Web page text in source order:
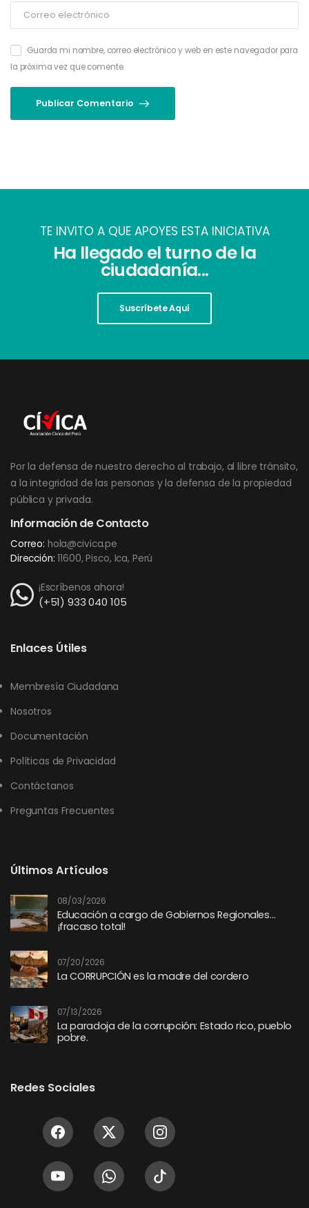
Guarda mi nombre, correo electrónico y web en este navegador para
la próxima vez que comente.
Publicar Comentario
TE INVITO A QUE APOYES ESTA INICIATIVA
Ha llegado el turno de la
ciudadanía...
Suscríbete Aquí
Por la defensa de nuestro derecho al trabajo, al libre tránsito,
a la integridad de las personas y la defensa de la propiedad
pública y privada.
Información de Contacto
Correo: hola@civica.pe
Dirección: 11600, Pisco, Ica, Perú
¡Escríbenos ahora!
(+51) 933 040 105
Enlaces Útiles
Membresía Ciudadana
Nosotros
Documentación
Políticas de Privacidad
Contáctanos
Preguntas Frecuentes
Últimos Artículos
08/03/2026
Educación a cargo de Gobiernos Regionales…
¡fracaso total!
07/20/2026
La CORRUPCIÓN es la madre del cordero
07/13/2026
La paradoja de la corrupción: Estado rico, pueblo
pobre.
Redes Sociales